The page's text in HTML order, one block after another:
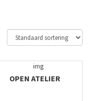
OPEN ATELIER